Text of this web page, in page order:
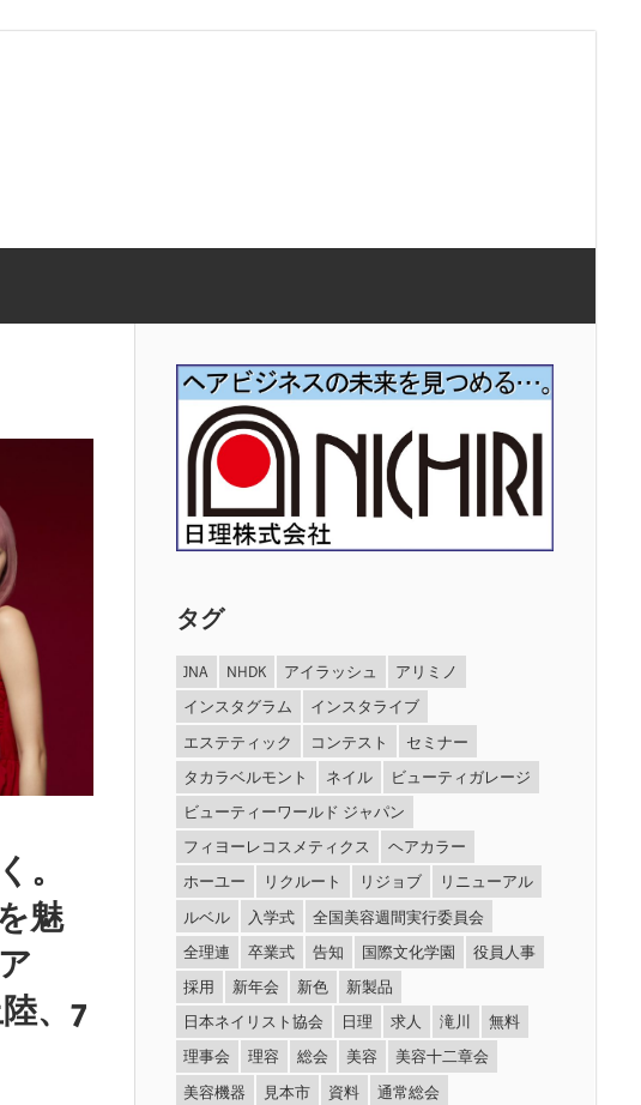
。
魅
陸、7
タグ
JNA NHDK アイラッシュ
アリミノ
インスタグラム
インスタライブ
エステティック
コンテスト
セミナー
タカラベルモント
ネイル
ビューティガレージ
ビューティーワールド ジャパン
フィヨーレコスメティクス
ヘアカラー
ホーユー
リクルート リジョブ
リニューアル
ルベル
入学式
全国美容週間実行委員会
全理連
卒業式 告知 国際文化学園
役員人事
採用
新年会 新色
新製品
日本ネイリスト協会
日理 求人 滝川
無料
理事会
理容 総会 美容
美容十二章会
美容機器
見本市 資料 通常総会